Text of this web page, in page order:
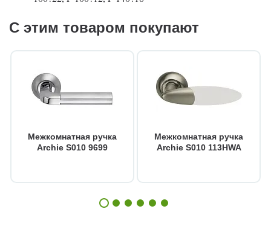
С этим товаром покупают
Межкомнатная ручка
Archie S010 9699
Межкомнатная ручка
Archie S010 113HWA